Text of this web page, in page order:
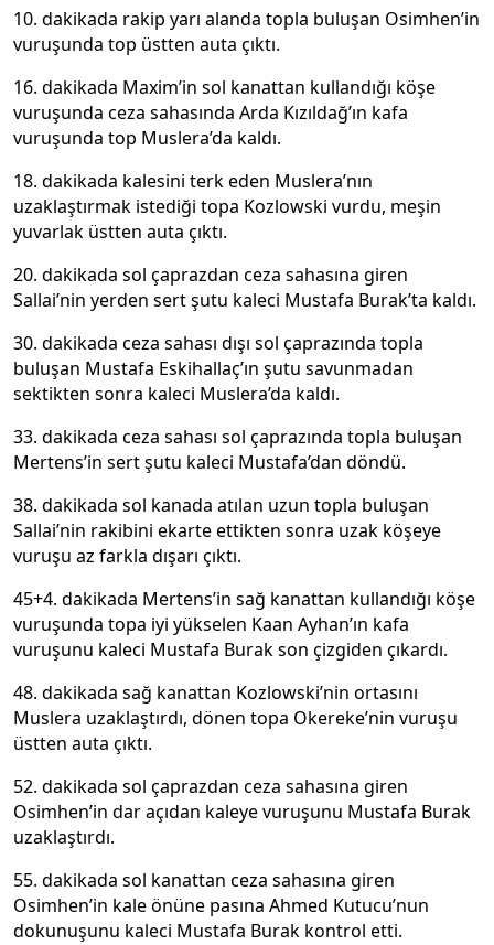
10. dakikada rakip yarı alanda topla buluşan Osimhen’in
vuruşunda top üstten auta çıktı.
16. dakikada Maxim’in sol kanattan kullandığı köşe
vuruşunda ceza sahasında Arda Kızıldağ’ın kafa
vuruşunda top Muslera’da kaldı.
18. dakikada kalesini terk eden Muslera’nın
uzaklaştırmak istediği topa Kozlowski vurdu, meşin
yuvarlak üstten auta çıktı.
20. dakikada sol çaprazdan ceza sahasına giren
Sallai’nin yerden sert şutu kaleci Mustafa Burak’ta kaldı.
30. dakikada ceza sahası dışı sol çaprazında topla
buluşan Mustafa Eskihallaç’ın şutu savunmadan
sektikten sonra kaleci Muslera’da kaldı.
33. dakikada ceza sahası sol çaprazında topla buluşan
Mertens’in sert şutu kaleci Mustafa’dan döndü.
38. dakikada sol kanada atılan uzun topla buluşan
Sallai’nin rakibini ekarte ettikten sonra uzak köşeye
vuruşu az farkla dışarı çıktı.
45+4. dakikada Mertens’in sağ kanattan kullandığı köşe
vuruşunda topa iyi yükselen Kaan Ayhan’ın kafa
vuruşunu kaleci Mustafa Burak son çizgiden çıkardı.
48. dakikada sağ kanattan Kozlowski’nin ortasını
Muslera uzaklaştırdı, dönen topa Okereke’nin vuruşu
üstten auta çıktı.
52. dakikada sol çaprazdan ceza sahasına giren
Osimhen’in dar açıdan kaleye vuruşunu Mustafa Burak
uzaklaştırdı.
55. dakikada sol kanattan ceza sahasına giren
Osimhen’in kale önüne pasına Ahmed Kutucu’nun
dokunuşunu kaleci Mustafa Burak kontrol etti.